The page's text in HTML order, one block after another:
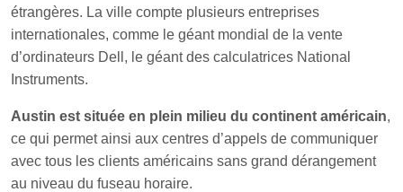
étrangères. La ville compte plusieurs entreprises
internationales, comme le géant mondial de la vente
d’ordinateurs Dell, le géant des calculatrices National
Instruments.
Austin est située en plein milieu du continent américain,
ce qui permet ainsi aux centres d’appels de communiquer
avec tous les clients américains sans grand dérangement
au niveau du fuseau horaire.